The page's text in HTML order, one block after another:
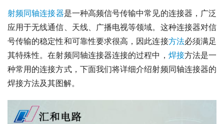
射频同轴连接器是一种高频信号传输中常见的连接器，广泛
应用于无线通信、天线、广播电视等领域。这种连接器对信
号传输的稳定性和可靠性要求很高，因此连接方法必须满足
其特殊性。在射频同轴连接器连接的过程中， 焊接方法是一
种常用的连接方式，下面我们将详细介绍射频同轴连接器的
焊接方法及其图解。